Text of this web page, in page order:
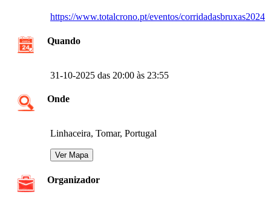
https://www.totalcrono.pt/eventos/corridadasbruxas2024
Quando
31-10-2025 das 20:00 às 23:55
Onde
Linhaceira, Tomar, Portugal
Organizador